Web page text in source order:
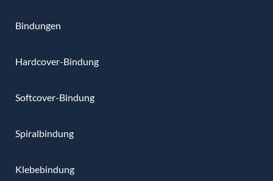
Bindungen
Hardcover-Bindung
Softcover-Bindung
Spiralbindung
Klebebindung